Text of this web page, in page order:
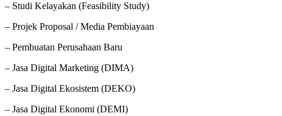
– Studi Kelayakan (Feasibility Study)
– Projek Proposal / Media Pembiayaan
– Pembuatan Perusahaan Baru
– Jasa Digital Marketing (DIMA)
– Jasa Digital Ekosistem (DEKO)
– Jasa Digital Ekonomi (DEMI)